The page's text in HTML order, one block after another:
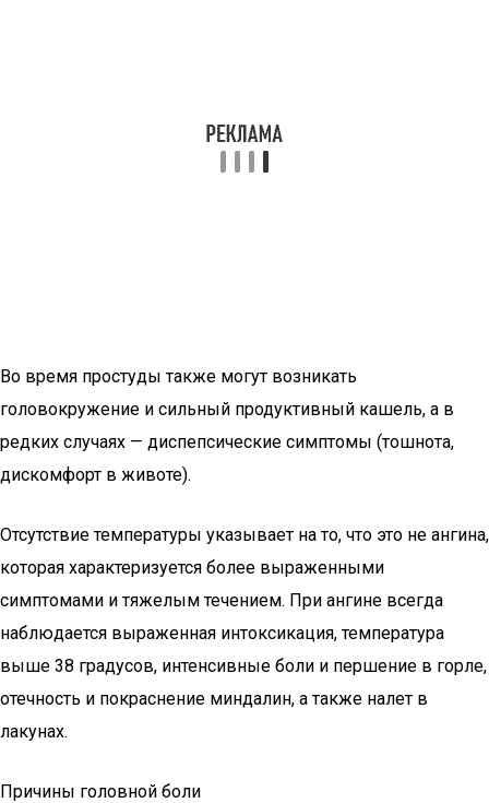
Во время простуды также могут возникать
головокружение и сильный продуктивный кашель, а в
редких случаях — диспепсические симптомы (тошнота,
дискомфорт в животе).
Отсутствие температуры указывает на то, что это не ангина,
которая характеризуется более выраженными
симптомами и тяжелым течением. При ангине всегда
наблюдается выраженная интоксикация, температура
выше 38 градусов, интенсивные боли и першение в горле,
отечность и покраснение миндалин, а также налет в
лакунах.
Причины головной боли